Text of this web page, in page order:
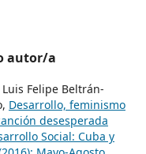
autor/a
Felipe Beltrán-
Desarrollo, feminismo
desesperada
Social: Cuba y